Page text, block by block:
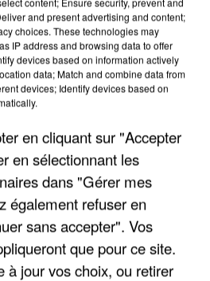
AFRICA
Des Ricochets
MICHEL BERGER
Quelques Mots D Amour
and present advertising and content;
choices. These technologies may
IP address and browsing data to offer
devices based on information actively
data; Match and combine data from
devices; Identify devices based on
en cliquant sur "Accepter
en sélectionnant les
dans "Gérer mes
également refuser en
sans accepter". Vos
que pour ce site.
à jour vos choix, ou retirer